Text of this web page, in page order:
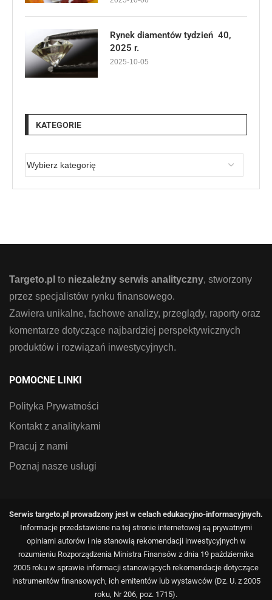
Rynek diamentów tydzień 40,
2025 r.
2025-10-05
KATEGORIE
Targeto.pl to niezależny serwis analityczny, stworzony
przez specjalistów rynku finansowego.
Zawiera unikalne, fachowe analizy, przeglądy, raporty oraz
komentarze dotyczące najbardziej perspektywicznych
produktów i rozwiązań inwestycyjnych.
POMOCNE LINKI
Polityka Prywatności
Kontakt z analitykami
Pracuj z nami
Poznaj nasze usługi
Serwis targeto.pl prowadzony jest w celach edukacyjno-informacyjnych.
Informacje przedstawione na tej stronie internetowej są prywatnymi
opiniami autorów i nie stanowią rekomendacji inwestycyjnych w
rozumieniu Rozporządzenia Ministra Finansów z dnia 19 października
2005 roku w sprawie informacji stanowiących rekomendacje dotyczące
instrumentów finansowych, ich emitentów lub wystawców (Dz. U. z 2005
roku, Nr 206, poz. 1715).